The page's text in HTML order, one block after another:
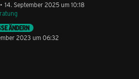
14. September 2025 um 10:18
ÄNDERN
2023 um 06:32